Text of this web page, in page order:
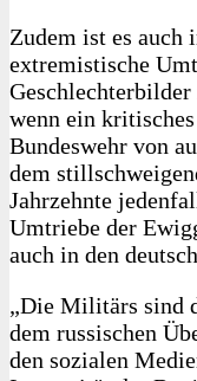
Zudem ist es auch
extremistische
wenn ein
Bundeswehr von
dem
Jahrzehnte
Umtriebe der
auch in den
„Die Militärs sind
dem russischen
den sozialen